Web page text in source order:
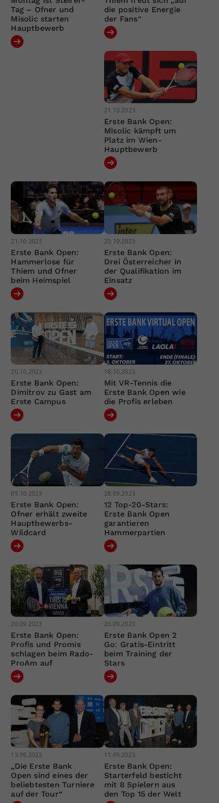
Tag – Ofner und
Misolic starten
Hauptbewerb
die positive Energie
der Fans“
21.10.2023
Erste Bank Open:
Misolic kämpft um
Platz im Wien-
Hauptbewerb
21.10.2023
Erste Bank Open:
Hammerlose für
Thiem und Ofner
beim Heimspiel
20.10.2023
Erste Bank Open:
Drei Österreicher in
der Qualifikation im
Einsatz
20.10.2023
Erste Bank Open:
Dimitrov zu Gast am
Erste Campus
18.10.2023
Mit VR-Tennis die
Erste Bank Open wie
die Profis erleben
05.10.2023
Erste Bank Open:
Ofner erhält zweite
Hauptbewerbs-
Wildcard
28.09.2023
12 Top-20-Stars:
Erste Bank Open
garantieren
Hammerpartien
20.09.2023
Erste Bank Open:
Profis und Promis
schlagen beim Rado-
ProAm auf
20.09.2023
Erste Bank Open 2
Go: Gratis-Eintritt
beim Training der
Stars
13.09.2023
„Die Erste Bank
Open sind eines der
beliebtesten Turniere
auf der Tour“
11.09.2023
Erste Bank Open:
Starterfeld besticht
mit 8 Spielern aus
den Top 15 der Welt